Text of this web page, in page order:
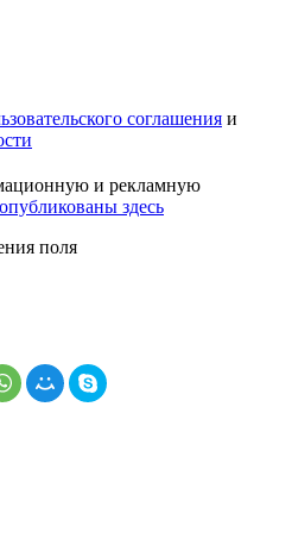
соглашения и
и рекламную
здесь
поля